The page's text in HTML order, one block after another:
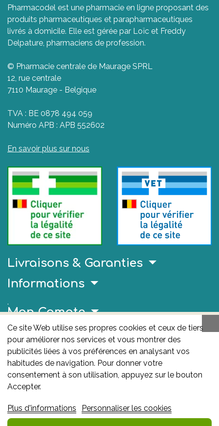
Pharmacodel est une pharmacie en ligne proposant des
produits pharmaceutiques et parapharmaceutiques
livrés à domicile. Elle est gérée par Loïc et Freddy
Delpature, pharmaciens de profession.
© Pharmacie centrale de Maurage SPRL
12, rue centrale
7110 Maurage - Belgique
TVA : BE 0878 494 059
Numéro APB : APB 552602
En savoir plus sur nous
Livraisons & Garanties
Ce site Web utilise ses propres cookies et ceux de tiers
pour améliorer nos services et vous montrer des
publicités liées à vos préférences en analysant vos
habitudes de navigation. Pour donner votre
consentement à son utilisation, appuyez sur le bouton
Accepter.
Plus d'informations Personnaliser les cookies
Informations
.
Mon Compte
Liens Utiles
AFMPS
L'AFMPS est l’autorité compétente en matière de
médicaments et de produits de santé en Belgique. Ce
médicaments et des produits de santé – afmps
Avenue Galilée 5/03 1210 Bruxelles